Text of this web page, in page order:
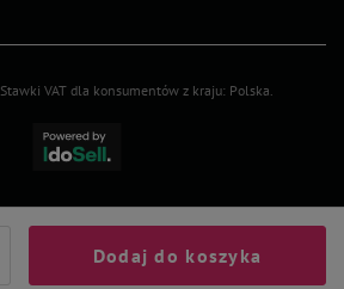
Dodaj do koszyka
Stawki VAT dla konsumentów z kraju: Polska